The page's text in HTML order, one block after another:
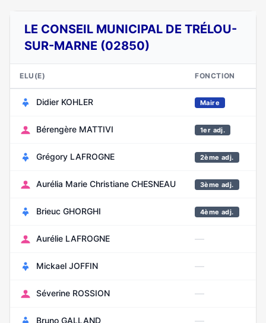
LE CONSEIL MUNICIPAL DE TRÉLOU-
SUR-MARNE (02850)
ELU(E) FONCTION
Didier KOHLER Maire
Bérengère MATTIVI 1er adj.
Grégory LAFROGNE 2ème adj.
Aurélia Marie Christiane CHESNEAU 3ème adj.
Brieuc GHORGHI 4ème adj.
Aurélie LAFROGNE —
Mickael JOFFIN —
Séverine ROSSION —
Bruno GALLAND —